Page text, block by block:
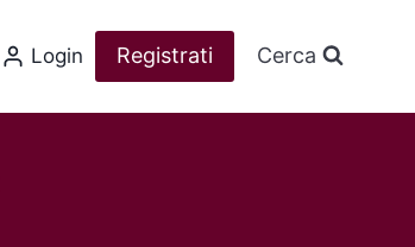
Login Registrati Cerca